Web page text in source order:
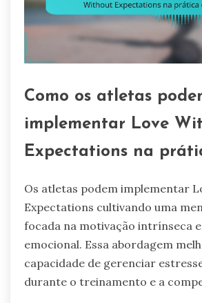
Como os atletas
implementar Love
Expectations na
Os atletas podem implementar
Expectations cultivando uma
focada na motivação intrínseca
emocional. Essa abordagem
capacidade de gerenciar
durante o treinamento e a